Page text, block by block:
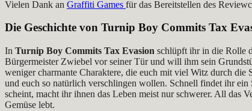
Vielen Dank an Graffiti Games für das Bereitstellen des
Die Geschichte von Turnip Boy Commits Tax
In Turnip Boy Commits Tax Evasion schlüpft ihr in die Rolle
Bürgermeister Zwiebel vor seiner Tür und will ihm sein
weniger charmante Charaktere, die euch mit viel Witz durch die
und euch so natürlich verschlingen wollen. Schnell findet ihr
scheint, macht ihr ihnen das Leben meist nur schwerer. All das
Gemüse lebt.